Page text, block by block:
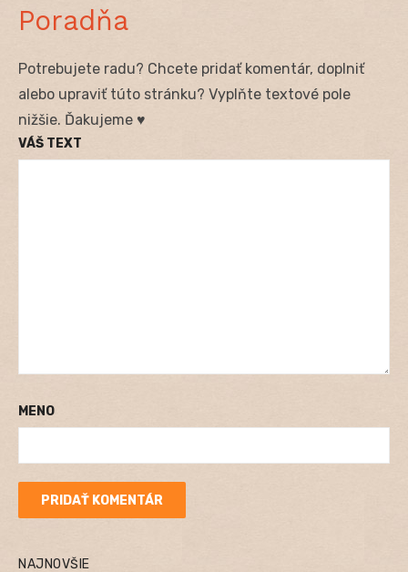
Poradňa
Potrebujete radu? Chcete pridať komentár, doplniť
alebo upraviť túto stránku? Vyplňte textové pole
nižšie. Ďakujeme ♥
VÁŠ TEXT
MENO
NAJNOVŠIE